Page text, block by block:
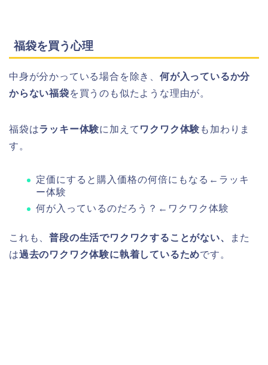
福袋を買う心理
中身が分かっている場合を除き、 何が入っているか分
からない福袋を買うのも似たような理由が。
福袋はラッキー体験に加えて ワクワク体験 も加わりま
す。
定価にすると購入価格の何倍にもなる←ラッキ
ー体験
何が入っているのだろう？←ワクワク体験
これも、普段の生活でワクワクすることがない、
また
は過去のワクワク体験に執着しているためです。